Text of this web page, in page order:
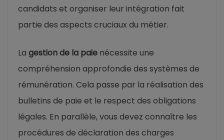
candidats et organiser leur intégration fait
partie des aspects cruciaux du métier.
La gestion de la paie nécessite une
compréhension approfondie des systèmes de
rémunération. Cela passe par la réalisation des
bulletins de paie et le respect des obligations
légales. En parallèle, vous devez connaître les
procédures de déclaration des charges